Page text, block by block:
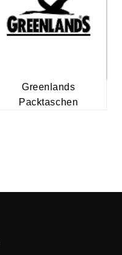
Greenlands
Packtaschen